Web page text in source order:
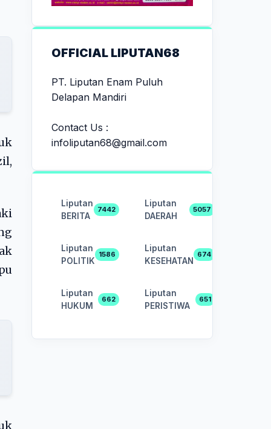
OFFICIAL LIPUTAN68
PT. Liputan Enam Puluh
Delapan Mandiri
Contact Us :
infoliputan68@gmail.com
Liputan
BERITA
7442
Liputan
DAERAH
5057
Liputan
POLITIK
1586
Liputan
KESEHATAN
674
Liputan
HUKUM
662
Liputan
PERISTIWA
651